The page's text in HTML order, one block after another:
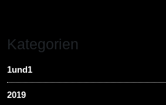
Kategorien
1und1
2019